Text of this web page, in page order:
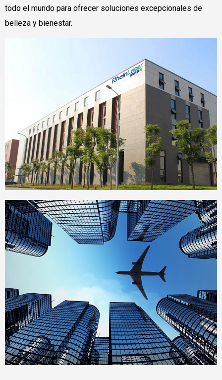
todo el mundo para ofrecer soluciones excepcionales de
belleza y bienestar.